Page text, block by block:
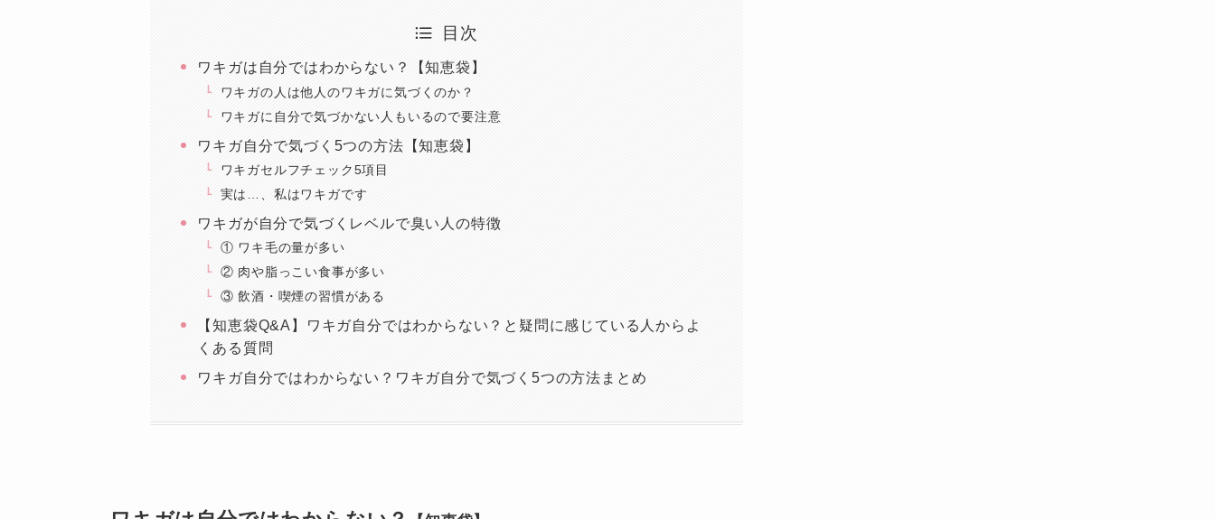
目次
ワキガは自分ではわからない？【知恵袋】
ワキガの人は他人のワキガに気づくのか？
ワキガに自分で気づかない人もいるので要注意
ワキガ自分で気づく5つの方法【知恵袋】
ワキガセルフチェック5項目
実は…、私はワキガです
ワキガが自分で気づくレベルで臭い人の特徴
① ワキ毛の量が多い
② 肉や脂っこい食事が多い
③ 飲酒・喫煙の習慣がある
【知恵袋Q&A】ワキガ自分ではわからない？と疑問に感じている人からよ
くある質問
ワキガ自分ではわからない？ワキガ自分で気づく5つの方法まとめ